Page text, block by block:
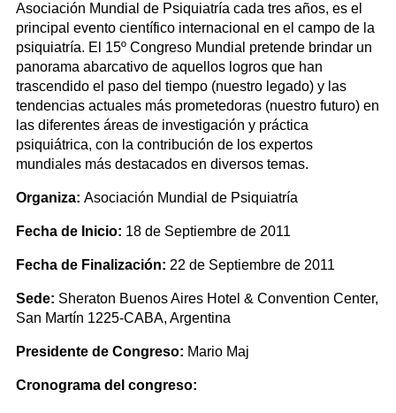
Asociación Mundial de Psiquiatría cada tres años, es el
principal evento científico internacional en el campo de la
psiquiatría. El 15º Congreso Mundial pretende brindar un
panorama abarcativo de aquellos logros que han
trascendido el paso del tiempo (nuestro legado) y las
tendencias actuales más prometedoras (nuestro futuro) en
las diferentes áreas de investigación y práctica
psiquiátrica, con la contribución de los expertos
mundiales más destacados en diversos temas.
Organiza: Asociación Mundial de Psiquiatría
Fecha de Inicio: 18 de Septiembre de 2011
Fecha de Finalización: 22 de Septiembre de 2011
Sede: Sheraton Buenos Aires Hotel & Convention Center,
San Martín 1225-CABA, Argentina
Presidente de Congreso: Mario Maj
Cronograma del congreso: